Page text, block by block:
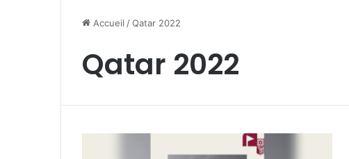
Accueil /Qatar 2022
Qatar 2022